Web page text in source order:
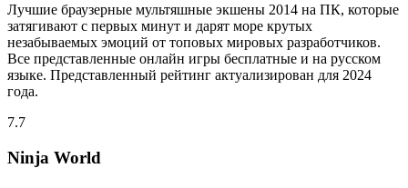
Лучшие браузерные мультяшные экшены 2014 на ПК, которые
затягивают с первых минут и дарят море крутых
незабываемых эмоций от топовых мировых разработчиков.
Все представленные онлайн игры бесплатные и на русском
языке. Представленный рейтинг актуализирован для 2024
года.
7.7
Ninja World